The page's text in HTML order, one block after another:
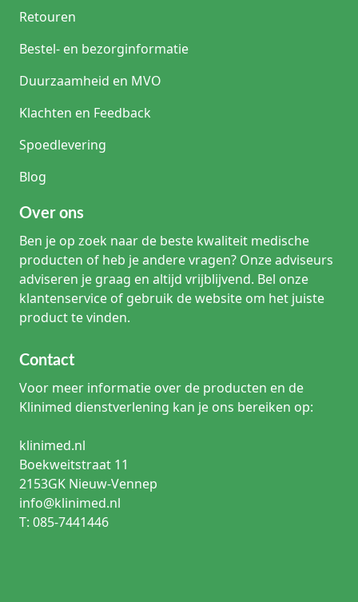
Retouren
Bestel- en bezorginformatie
Duurzaamheid en MVO
Klachten en Feedback
Spoedlevering
Blog
Over ons
Ben je op zoek naar de beste kwaliteit medische
producten of heb je andere vragen? Onze adviseurs
adviseren je graag en altijd vrijblijvend. Bel onze
klantenservice of gebruik de website om het juiste
product te vinden.
Contact
Voor meer informatie over de producten en de
Klinimed dienstverlening kan je ons bereiken op:
klinimed.nl
Boekweitstraat 11
2153GK Nieuw-Vennep
info@klinimed.nl
T: 085-7441446